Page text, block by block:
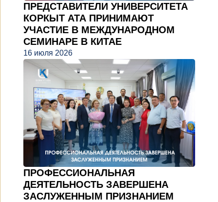
ПРЕДСТАВИТЕЛИ УНИВЕРСИТЕТА
КОРКЫТ АТА ПРИНИМАЮТ
УЧАСТИЕ В МЕЖДУНАРОДНОМ
СЕМИНАРЕ В КИТАЕ
16 июля 2026
ПРОФЕССИОНАЛЬНАЯ
ДЕЯТЕЛЬНОСТЬ ЗАВЕРШЕНА
ЗАСЛУЖЕННЫМ ПРИЗНАНИЕМ